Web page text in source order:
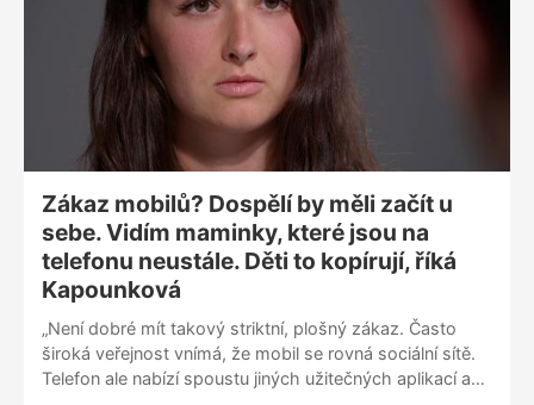
Dlouhodobá systémová justice je i o tom, že pracujete
na resocializaci. Práce s pachatelem neznamená
zastávat se pachatele, znamená možnost snižovat jeho
nebezpečnost,“ dodává.
Zákaz mobilů? Dospělí by měli začít u
sebe. Vidím maminky, které jsou na
telefonu neustále. Děti to kopírují, říká
Kapounková
„Není dobré mít takový striktní, plošný zákaz. Často
široká veřejnost vnímá, že mobil se rovná sociální sítě.
Telefon ale nabízí spoustu jiných užitečných aplikací a